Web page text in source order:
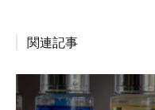
関連記事